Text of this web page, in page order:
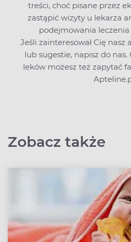
treści, choć pisane przez
zastąpić wizyty u lekarza
podejmowania leczenia
Jeśli zainteresował Cię nasz
lub sugestie, napisz do nas.
leków możesz też zapytać
Zobacz także